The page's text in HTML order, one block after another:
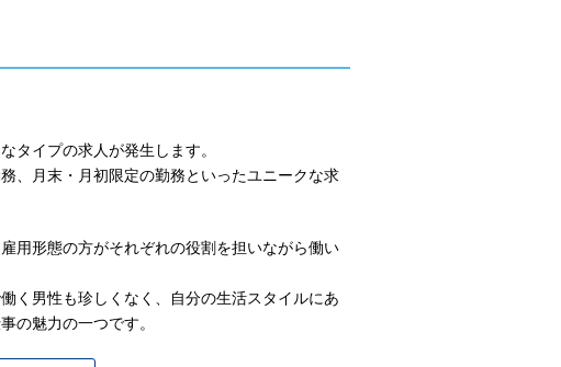
タイプの求人が発生します。
、月末・月初限定の勤務といったユニークな求
用形態の方がそれぞれの役割を担いながら働い
く男性も珍しくなく、自分の生活スタイルにあ
の魅力の一つです。